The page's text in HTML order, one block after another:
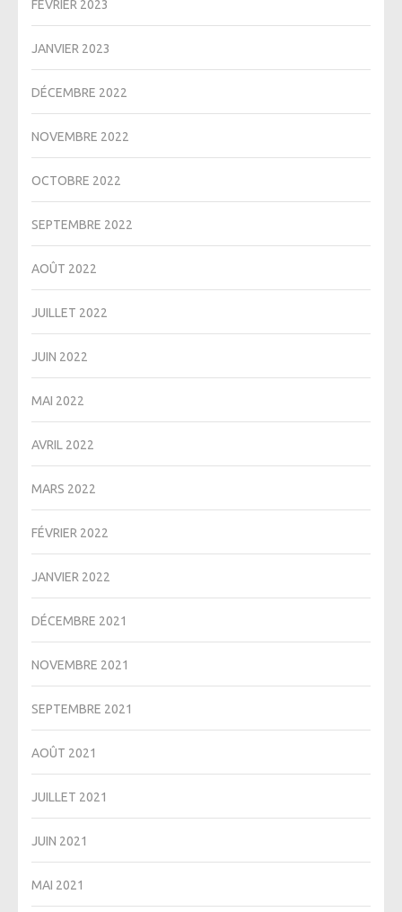
FÉVRIER 2023
JANVIER 2023
DÉCEMBRE 2022
NOVEMBRE 2022
OCTOBRE 2022
SEPTEMBRE 2022
AOÛT 2022
JUILLET 2022
JUIN 2022
MAI 2022
AVRIL 2022
MARS 2022
FÉVRIER 2022
JANVIER 2022
DÉCEMBRE 2021
NOVEMBRE 2021
SEPTEMBRE 2021
AOÛT 2021
JUILLET 2021
JUIN 2021
MAI 2021